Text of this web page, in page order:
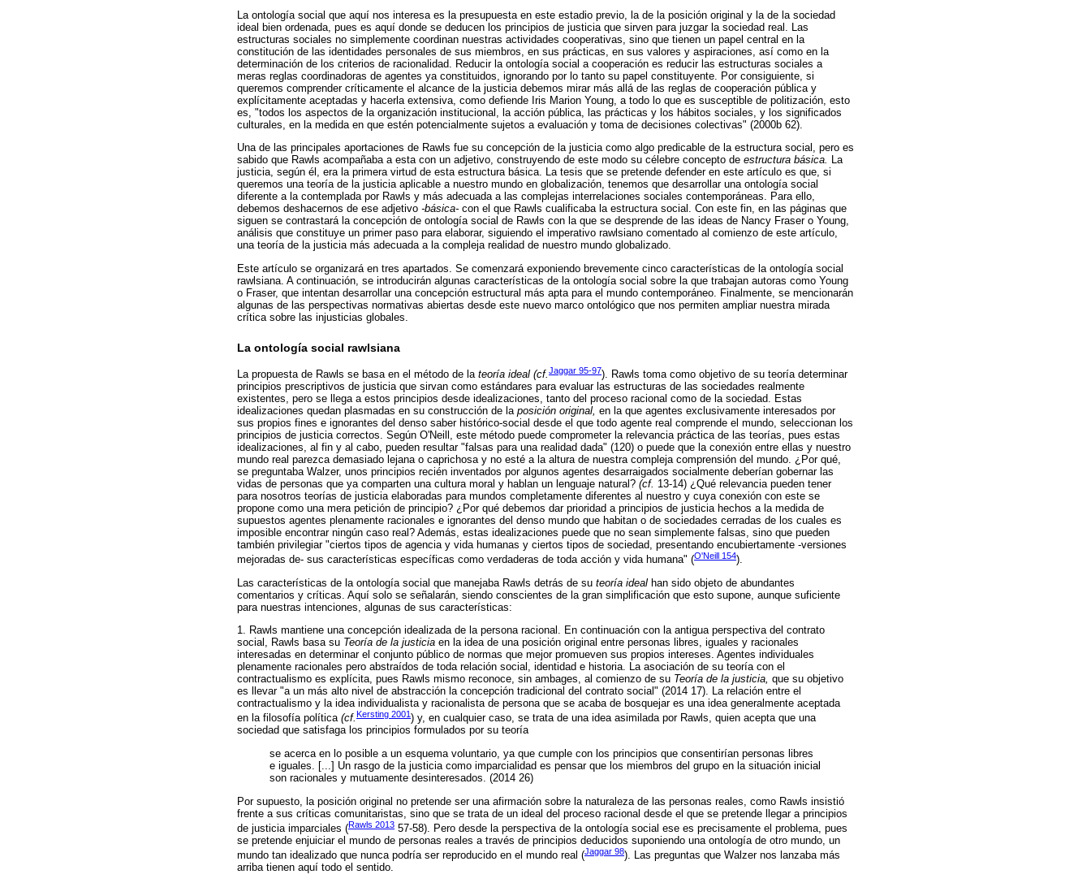
La ontología social que aquí nos interesa es la presupuesta en este estadio previo, la de la posición original y la de la sociedad
ideal bien ordenada, pues es aquí donde se deducen los principios de justicia que sirven para juzgar la sociedad real. Las
estructuras sociales no simplemente coordinan nuestras actividades cooperativas, sino que tienen un papel central en la
constitución de las identidades personales de sus miembros, en sus prácticas, en sus valores y aspiraciones, así como en la
determinación de los criterios de racionalidad. Reducir la ontología social a cooperación es reducir las estructuras sociales a
meras reglas coordinadoras de agentes ya constituidos, ignorando por lo tanto su papel constituyente. Por consiguiente, si
queremos comprender críticamente el alcance de la justicia debemos mirar más allá de las reglas de cooperación pública y
explícitamente aceptadas y hacerla extensiva, como defiende Iris Marion Young, a todo lo que es susceptible de politización, esto
es, "todos los aspectos de la organización institucional, la acción pública, las prácticas y los hábitos sociales, y los significados
culturales, en la medida en que estén potencialmente sujetos a evaluación y toma de decisiones colectivas" (2000b 62).
Una de las principales aportaciones de Rawls fue su concepción de la justicia como algo predicable de la estructura social, pero es
sabido que Rawls acompañaba a esta con un adjetivo, construyendo de este modo su célebre concepto de estructura básica. La
justicia, según él, era la primera virtud de esta estructura básica. La tesis que se pretende defender en este artículo es que, si
queremos una teoría de la justicia aplicable a nuestro mundo en globalización, tenemos que desarrollar una ontología social
diferente a la contemplada por Rawls y más adecuada a las complejas interrelaciones sociales contemporáneas. Para ello,
debemos deshacernos de ese adjetivo -básica- con el que Rawls cualificaba la estructura social. Con este fin, en las páginas que
siguen se contrastará la concepción de ontología social de Rawls con la que se desprende de las ideas de Nancy Fraser o Young,
análisis que constituye un primer paso para elaborar, siguiendo el imperativo rawlsiano comentado al comienzo de este artículo,
una teoría de la justicia más adecuada a la compleja realidad de nuestro mundo globalizado.
Este artículo se organizará en tres apartados. Se comenzará exponiendo brevemente cinco características de la ontología social
rawlsiana. A continuación, se introducirán algunas características de la ontología social sobre la que trabajan autoras como Young
o Fraser, que intentan desarrollar una concepción estructural más apta para el mundo contemporáneo. Finalmente, se mencionarán
algunas de las perspectivas normativas abiertas desde este nuevo marco ontológico que nos permiten ampliar nuestra mirada
crítica sobre las injusticias globales.
La ontología social rawlsiana
La propuesta de Rawls se basa en el método de la teoría ideal (cf.Jaggar 95-97). Rawls toma como objetivo de su teoría determinar
principios prescriptivos de justicia que sirvan como estándares para evaluar las estructuras de las sociedades realmente
existentes, pero se llega a estos principios desde idealizaciones, tanto del proceso racional como de la sociedad. Estas
idealizaciones quedan plasmadas en su construcción de la posición original, en la que agentes exclusivamente interesados por
sus propios fines e ignorantes del denso saber histórico-social desde el que todo agente real comprende el mundo, seleccionan los
principios de justicia correctos. Según O'Neill, este método puede comprometer la relevancia práctica de las teorías, pues estas
idealizaciones, al fin y al cabo, pueden resultar "falsas para una realidad dada" (120) o puede que la conexión entre ellas y nuestro
mundo real parezca demasiado lejana o caprichosa y no esté a la altura de nuestra compleja comprensión del mundo. ¿Por qué,
se preguntaba Walzer, unos principios recién inventados por algunos agentes desarraigados socialmente deberían gobernar las
vidas de personas que ya comparten una cultura moral y hablan un lenguaje natural? (cf. 13-14) ¿Qué relevancia pueden tener
para nosotros teorías de justicia elaboradas para mundos completamente diferentes al nuestro y cuya conexión con este se
propone como una mera petición de principio? ¿Por qué debemos dar prioridad a principios de justicia hechos a la medida de
supuestos agentes plenamente racionales e ignorantes del denso mundo que habitan o de sociedades cerradas de los cuales es
imposible encontrar ningún caso real? Además, estas idealizaciones puede que no sean simplemente falsas, sino que pueden
también privilegiar "ciertos tipos de agencia y vida humanas y ciertos tipos de sociedad, presentando encubiertamente -versiones
mejoradas de- sus características específicas como verdaderas de toda acción y vida humana" (O'Neill 154).
Las características de la ontología social que manejaba Rawls detrás de su teoría ideal han sido objeto de abundantes
comentarios y críticas. Aquí solo se señalarán, siendo conscientes de la gran simplificación que esto supone, aunque suficiente
para nuestras intenciones, algunas de sus características:
1. Rawls mantiene una concepción idealizada de la persona racional. En continuación con la antigua perspectiva del contrato
social, Rawls basa su Teoría de la justicia en la idea de una posición original entre personas libres, iguales y racionales
interesadas en determinar el conjunto público de normas que mejor promueven sus propios intereses. Agentes individuales
plenamente racionales pero abstraídos de toda relación social, identidad e historia. La asociación de su teoría con el
contractualismo es explícita, pues Rawls mismo reconoce, sin ambages, al comienzo de su Teoría de la justicia, que su objetivo
es llevar "a un más alto nivel de abstracción la concepción tradicional del contrato social" (2014 17). La relación entre el
contractualismo y la idea individualista y racionalista de persona que se acaba de bosquejar es una idea generalmente aceptada
en la filosofía política (cf.Kersting 2001) y, en cualquier caso, se trata de una idea asimilada por Rawls, quien acepta que una
sociedad que satisfaga los principios formulados por su teoría
se acerca en lo posible a un esquema voluntario, ya que cumple con los principios que consentirían personas libres
e iguales. [...] Un rasgo de la justicia como imparcialidad es pensar que los miembros del grupo en la situación inicial
son racionales y mutuamente desinteresados. (2014 26)
Por supuesto, la posición original no pretende ser una afirmación sobre la naturaleza de las personas reales, como Rawls insistió
frente a sus críticas comunitaristas, sino que se trata de un ideal del proceso racional desde el que se pretende llegar a principios
de justicia imparciales (Rawls 2013 57-58). Pero desde la perspectiva de la ontología social ese es precisamente el problema, pues
se pretende enjuiciar el mundo de personas reales a través de principios deducidos suponiendo una ontología de otro mundo, un
mundo tan idealizado que nunca podría ser reproducido en el mundo real (Jaggar 98). Las preguntas que Walzer nos lanzaba más
arriba tienen aquí todo el sentido.